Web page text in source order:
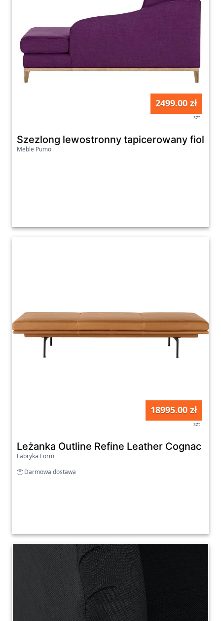
2499.00 zł
szt
Szezlong lewostronny tapicerowany
Meble Pumo
18995.00 zł
szt
Leżanka Outline Refine Leather Cognac
Fabryka Form
Darmowa dostawa